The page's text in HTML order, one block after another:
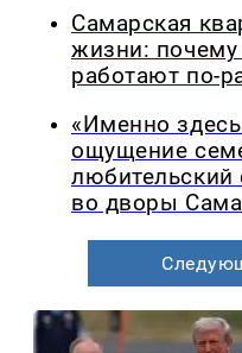
Самарская
жизни:
работают по-
«Именно
ощущение
любительский
во дворы